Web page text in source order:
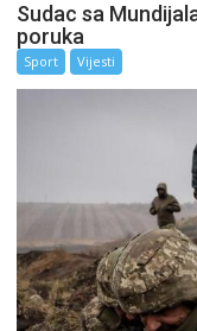
Sudac sa
poruka
Sport Vijesti